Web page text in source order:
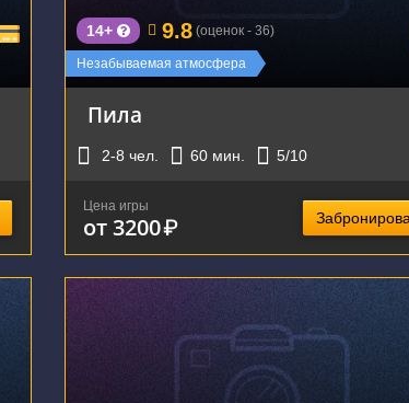
Незабываемая атмосфера
14+ 9.8 (оценок - 36)
Пила
2-8 чел. 60 мин. 5/10
Цена игры
от 3200₽
г. Екатеринбург, ул. Розы Люксембург, 77А